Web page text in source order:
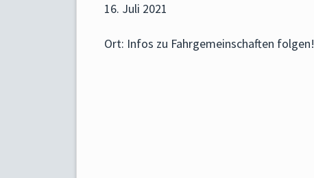
16. Juli 2021
Ort: Infos zu Fahrgemeinschaften folgen!